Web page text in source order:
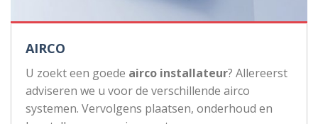
AIRCO
U zoekt een goede airco installateur? Allereerst
adviseren we u voor de verschillende airco
systemen. Vervolgens plaatsen, onderhoud en